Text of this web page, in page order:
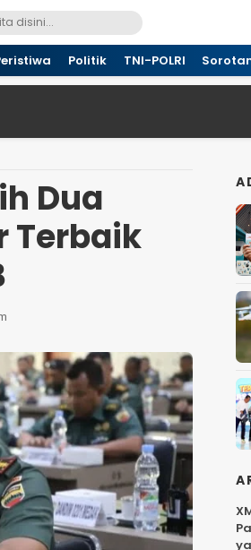
Politik TNI-POLRI
Dua
Terbaik